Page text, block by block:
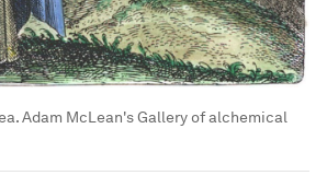
Adam McLean's Gallery of alchemical